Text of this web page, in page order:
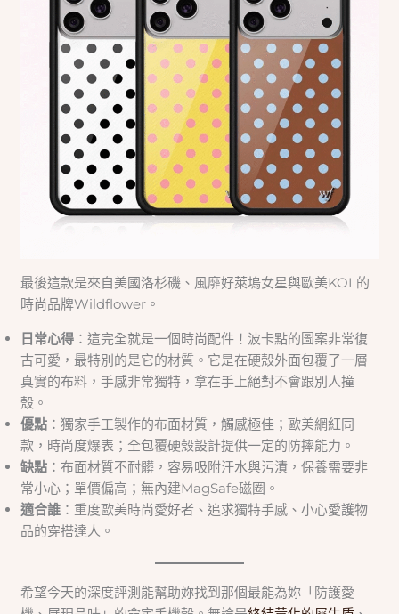
最後這款是來自美國洛杉磯、風靡好萊塢女星與歐美KOL的
時尚品牌Wildflower。
日常心得 ：這完全就是一個時尚配件！波卡點的圖案非常復
古可愛，最特別的是它的材質。它是在硬殼外面包覆了一層
真實的布料，手感非常獨特，拿在手上絕對不會跟別人撞
殼。
優點 ：獨家手工製作的布面材質，觸感極佳；歐美網紅同
款，時尚度爆表；全包覆硬殼設計提供一定的防摔能力。
缺點 ：布面材質不耐髒，容易吸附汗水與污漬，保養需要非
常小心；單價偏高；無內建MagSafe磁圈。
適合誰 ：重度歐美時尚愛好者、追求獨特手感、小心愛護物
品的穿搭達人。
希望今天的深度評測能幫助妳找到那個最能為妳「防護愛